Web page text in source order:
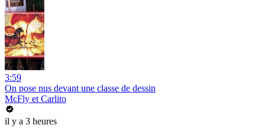
3:59
On pose nus devant une classe de dessin
McFly et Carlito
il y a 3 heures